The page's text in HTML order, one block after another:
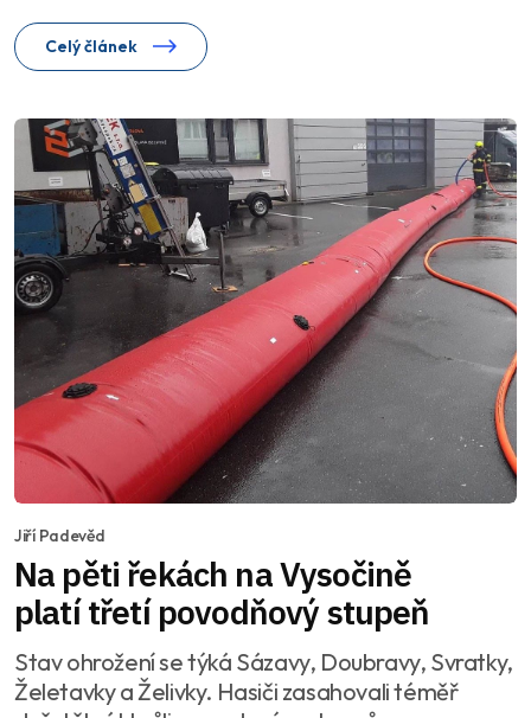
Celý článek
Jiří Padevěd
Na pěti řekách na Vysočině
platí třetí povodňový stupeň
Stav ohrožení se týká Sázavy, Doubravy, Svratky,
Želetavky a Želivky. Hasiči zasahovali téměř